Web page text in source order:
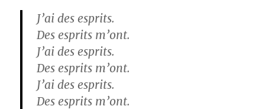
J’ai des esprits.
Des esprits m’ont.
J’ai des esprits.
Des esprits m’ont.
J’ai des esprits.
Des esprits m’ont.